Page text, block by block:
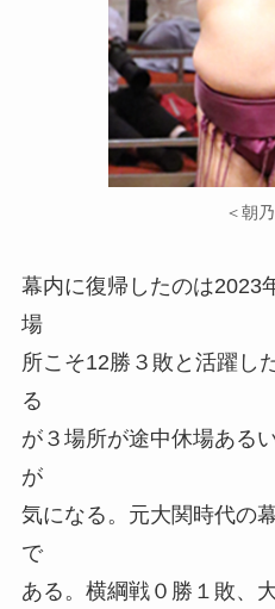
＜朝
幕内に復帰したのは2023
場
所こそ12勝３敗と活躍し
る
が３場所が途中休場ある
が
気になる。元大関時代の
で
ある。横綱戦０勝１敗、